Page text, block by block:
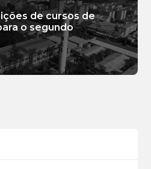
de cursos de
o segundo